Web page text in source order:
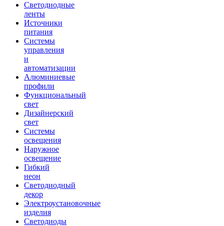
Светодиодные
ленты
Источники
питания
Системы
управления
и
автоматизации
Алюминиевые
профили
Функциональный
свет
Дизайнерский
свет
Системы
освещения
Наружное
освещение
Гибкий
неон
Светодиодный
декор
Электроустановочные
изделия
Светодиоды